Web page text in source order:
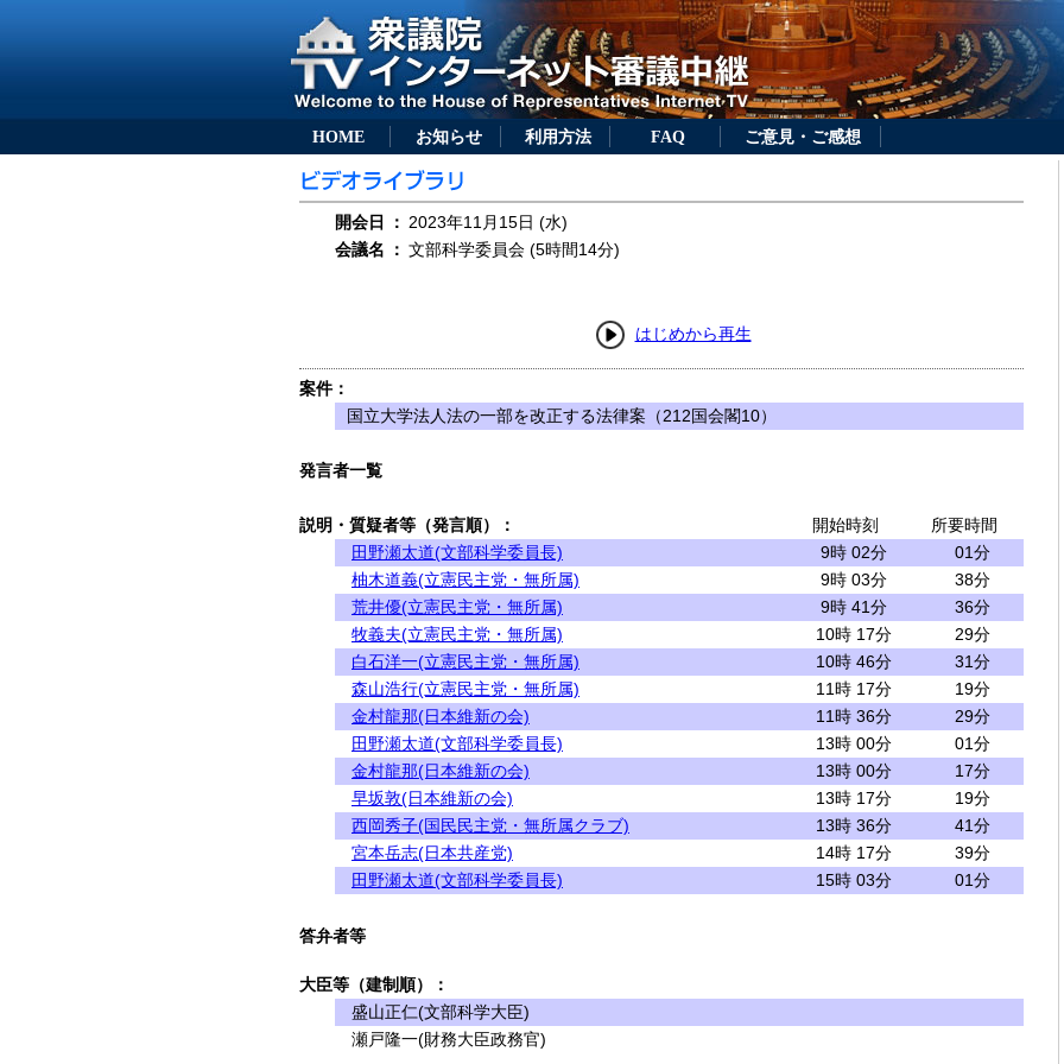
HOME お知らせ 利用方法 FAQ ご意見・ご感想
開会日 ： 2023年11月15日 (水)
会議名
： 文部科学委員会 (5時間14分)
はじめから再生
案件：
国立大学法人法の一部を改正する法律案（212国会閣10）
発言者一覧
説明・質疑者等（発言順）： 開始時刻
所要時間
田野瀬太道(文部科学委員長)
9時 02分
01分
柚木道義(立憲民主党・無所属)
9時 03分
38分
荒井優(立憲民主党・無所属)
9時 41分
36分
牧義夫(立憲民主党・無所属)
10時 17分
29分
白石洋一(立憲民主党・無所属)
10時 46分
31分
森山浩行(立憲民主党・無所属)
11時 17分
19分
金村龍那(日本維新の会)
11時 36分
29分
田野瀬太道(文部科学委員長)
13時 00分
01分
金村龍那(日本維新の会)
13時 00分
17分
早坂敦(日本維新の会)
13時 17分
19分
西岡秀子(国民民主党・無所属クラブ)
13時 36分
41分
宮本岳志(日本共産党)
14時 17分
39分
田野瀬太道(文部科学委員長)
15時 03分 01分
答弁者等
大臣等（建制順）：
盛山正仁(文部科学大臣)
瀬戸隆一(財務大臣政務官)